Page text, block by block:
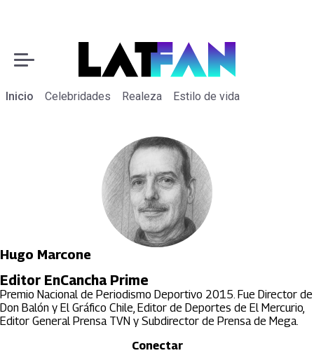
Inicio Celebridades Realeza Estilo de vida
Hugo Marcone
Editor EnCancha Prime
Premio Nacional de Periodismo Deportivo 2015. Fue Director de
Don Balón y El Gráfico Chile, Editor de Deportes de El Mercurio,
Editor General Prensa TVN y Subdirector de Prensa de Mega.
Conectar